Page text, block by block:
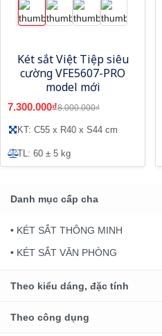
Két sắt Việt Tiệp siêu
cường VFE5607-PRO
model mới
7.300.000₫8.000.000₫
KT: C55 x R40 x S44 cm
TL: 60 ± 5 kg
Danh mục cấp cha
• KÉT SẮT THÔNG MINH
• KÉT SẮT VĂN PHÒNG
Theo kiểu dáng, đặc tính
Theo công dụng